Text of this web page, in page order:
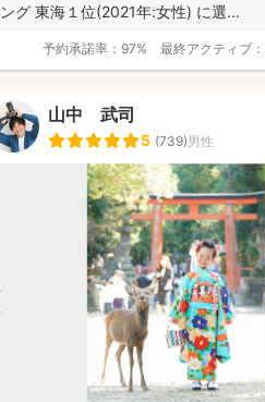
ング 東海１位(2021年:女性) に選...
予約承諾率： 97% 最終アクティブ：
山中 武司
5 (739)男性